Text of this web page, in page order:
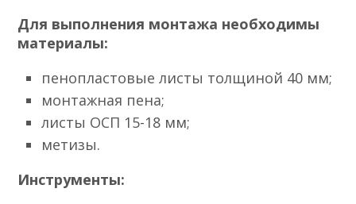
Для выполнения монтажа необходимы
материалы:
пенопластовые листы толщиной 40 мм;
монтажная пена;
листы ОСП 15-18 мм;
метизы.
Инструменты: